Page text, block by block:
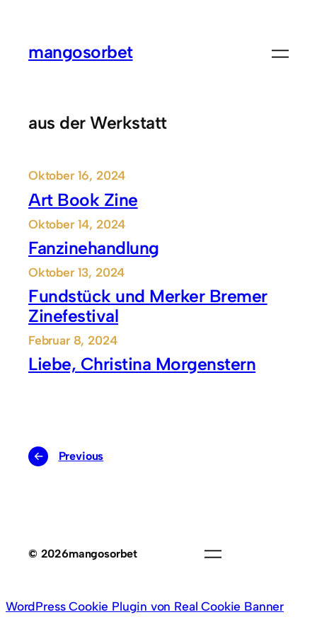
springen
mangosorbet
aus der Werkstatt
Oktober 16, 2024
Art Book Zine
Oktober 14, 2024
Fanzinehandlung
Oktober 13, 2024
Fundstück und Merker Bremer
Zinefestival
Februar 8, 2024
Liebe, Christina Morgenstern
← Previous
© 2026mangosorbet
WordPress Cookie Plugin von Real Cookie Banner